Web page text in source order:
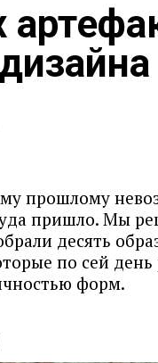
прошлому
пришло. Мы
десять
по сей
форм.